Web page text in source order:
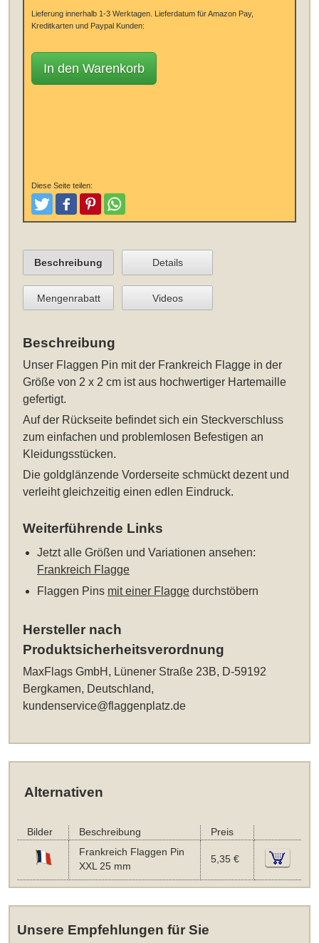
Lieferung innerhalb 1-3 Werktagen. Lieferdatum für Amazon Pay,
Kreditkarten und Paypal Kunden:
In den Warenkorb
Diese Seite teilen:
TweetenPostenPinterestTeilen
Beschreibung Details
Mengenrabatt Videos
Beschreibung
Unser Flaggen Pin mit der Frankreich Flagge in der
Größe von 2 x 2 cm ist aus hochwertiger Hartemaille
gefertigt.
Auf der Rückseite befindet sich ein Steckverschluss
zum einfachen und problemlosen Befestigen an
Kleidungsstücken.
Die goldglänzende Vorderseite schmückt dezent und
verleiht gleichzeitig einen edlen Eindruck.
Weiterführende Links
Jetzt alle Größen und Variationen ansehen:
Frankreich Flagge
Flaggen Pins mit einer Flagge durchstöbern
Hersteller nach
Produktsicherheitsverordnung
MaxFlags GmbH, Lünener Straße 23B, D-59192
Bergkamen, Deutschland,
kundenservice@flaggenplatz.de
Alternativen
Bilder Beschreibung
Preis
Frankreich Flaggen Pin
XXL 25 mm
5,35 €
Unsere Empfehlungen für Sie